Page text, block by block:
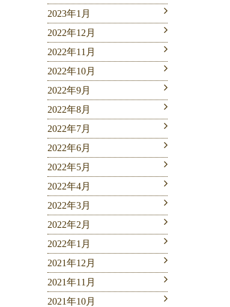
2023年1月
2022年12月
2022年11月
2022年10月
2022年9月
2022年8月
2022年7月
2022年6月
2022年5月
2022年4月
2022年3月
2022年2月
2022年1月
2021年12月
2021年11月
2021年10月